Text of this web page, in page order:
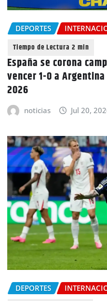
DEPORTES
España se corona
vencer 1-0 a
2026
noticias Jul 20,
DEPORTES